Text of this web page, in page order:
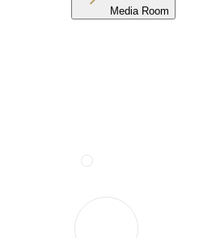
Media Room